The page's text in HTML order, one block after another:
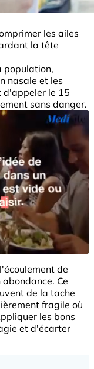
les ailes
la tête
population,
nasale et les
d'appeler le 15
sans danger.
de
Ce
de la tache
fragile où
les bons
et d'écarter